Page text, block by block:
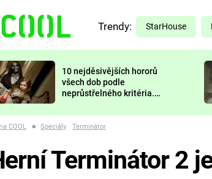
PREDÁTOR
Trendy: StarHouse
10 nejděsivějších hororů
všech dob podle
neprůstřelného kritéria.
nejvíc zvednou tep?
COOL ■ Speciály Terminátor
Terminátor 2